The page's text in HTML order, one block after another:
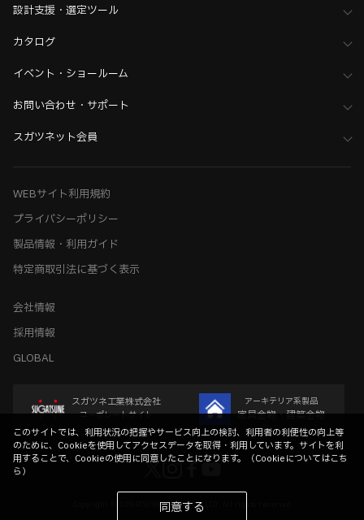
設計支援・選定ツール
カタログ
イベント・ショールーム
お問い合わせ・サポート
スガツネット会員
WEBサイト利用規約
プライバシーポリシー
製品情報・利用ガイド
特定商取引法に基づく表示
会社情報
採用情報
GLOBAL
スガツネ工業株式会社
コーポレートサイト
アーキテリア系製品
家具金物・建築金物
Copyright © SUGATSUNE KOGYO CO.,LTD. All rights reserved
このサイトでは、利用状況の把握やサービス向上の検討、利用者の利便性の向上等
のために、Cookieを使用してアクセスデータを取得・利用しています。サイトを利
用することで、Cookieの使用に同意したことになります。（Cookieについてはこち
ら）
同意する